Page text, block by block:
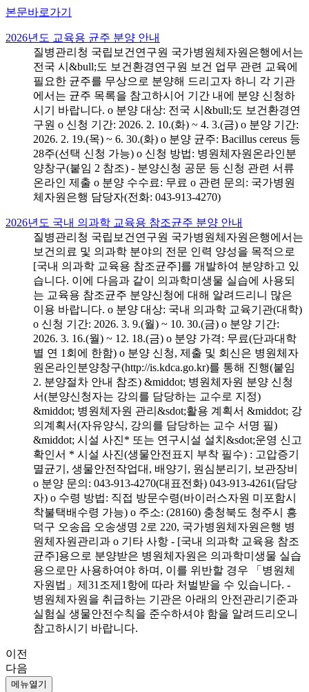
본문바로가기
2026년도 교육용 균주 분양 안내
질병관리청 국립보건연구원 국가병원체자원은행에서는
전국 시&bull;도 보건환경연구원 보건 업무 관련 교육에
필요한 균주를 무상으로 분양해 드리고자 하니 각 기관
에서는 균주 목록을 참고하시어 기간 내에 분양 신청하
시기 바랍니다. o 분양 대상: 전국 시&bull;도 보건환경연
구원 o 신청 기간: 2026. 2. 10.(화) ~ 4. 3.(금) o 분양 기간:
2026. 2. 19.(목) ~ 6. 30.(화) o 분양 균주: Bacillus cereus 등
28주(선택 신청 가능) o 신청 방법: 병원체자원온라인분
양창구(붙임 2 참조) - 분양신청 공문 등 신청 관련 서류
온라인 제출 o 분양 수수료: 무료 o 관련 문의: 국가병원
체자원은행 담당자(전화: 043-913-4270)
2026년도 국내 의과학 교육용 참조균주 분양 안내
질병관리청 국립보건연구원 국가병원체자원은행에서는
보건의료 및 의과학 분야의 전문 인력 양성을 목적으로
[국내 의과학 교육용 참조균주]를 개발하여 분양하고 있
습니다. 이에 다음과 같이 의과학미생물 실습에 사용되
는 교육용 참조균주 분양신청에 대해 알려드리니 많은
이용 바랍니다. o 분양 대상: 국내 의과학 교육기관(대학)
o 신청 기간: 2026. 3. 9.(월) ~ 10. 30.(금) o 분양 기간:
2026. 3. 16.(월) ~ 12. 18.(금) o 분양 가격: 무료(단과대학
별 연 1회에 한함) o 분양 신청, 제출 및 회신은 병원체자
원온라인분양창구(http://is.kdca.go.kr)를 통해 진행(붙임
2. 분양절차 안내 참조) &middot; 병원체자원 분양 신청
서(분양신청자는 강의를 담당하는 교수로 지정)
&middot; 병원체자원 관리&sdot;활용 계획서 &middot; 강
의계획서(자유양식, 강의를 담당하는 교수 서명 필)
&middot; 시설 사진* 또는 연구시설 설치&sdot;운영 신고
확인서 * 시설 사진(생물안전표지 부착 필수) : 고압증기
멸균기, 생물안전작업대, 배양기, 원심분리기, 보관장비
o 분양 문의: 043-913-4270(대표전화) 043-913-4261(담당
자) o 수령 방법: 직접 방문수령(바이러스자원 미포함시
착불택배수령 가능) o 주소: (28160) 충청북도 청주시 흥
덕구 오송읍 오송생명 2로 220, 국가병원체자원은행 병
원체자원관리과 o 기타 사항 - [국내 의과학 교육용 참조
균주]용으로 분양받은 병원체자원은 의과학미생물 실습
용으로만 사용하여야 하며, 이를 위반할 경우 「병원체
자원법」제31조제1항에 따라 처벌받을 수 있습니다. -
병원체자원을 취급하는 기관은 아래의 안전관리기준과
실험실 생물안전수칙을 준수하셔야 함을 알려드리오니
참고하시기 바랍니다.
이전
다음
메뉴열기